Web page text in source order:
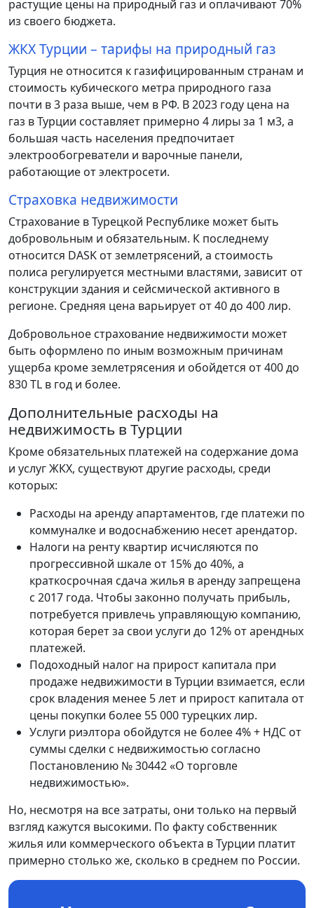
растущие цены на природный газ и оплачивают 70%
из своего бюджета.
ЖКХ Турции – тарифы на природный газ
Турция не относится к газифицированным странам и
стоимость кубического метра природного газа
почти в 3 раза выше, чем в РФ. В 2023 году цена на
газ в Турции составляет примерно 4 лиры за 1 м3, а
большая часть населения предпочитает
электрообогреватели и варочные панели,
работающие от электросети.
Страховка недвижимости
Страхование в Турецкой Республике может быть
добровольным и обязательным. К последнему
относится DASK от землетрясений, а стоимость
полиса регулируется местными властями, зависит от
конструкции здания и сейсмической активного в
регионе. Средняя цена варьирует от 40 до 400 лир.
Добровольное страхование недвижимости может
быть оформлено по иным возможным причинам
ущерба кроме землетрясения и обойдется от 400 до
830 TL в год и более.
Дополнительные расходы на
недвижимость в Турции
Кроме обязательных платежей на содержание дома
и услуг ЖКХ, существуют другие расходы, среди
которых:
Расходы на аренду апартаментов, где платежи по
коммуналке и водоснабжению несет арендатор.
Налоги на ренту квартир исчисляются по
прогрессивной шкале от 15% до 40%, а
краткосрочная сдача жилья в аренду запрещена
с 2017 года. Чтобы законно получать прибыль,
потребуется привлечь управляющую компанию,
которая берет за свои услуги до 12% от арендных
платежей.
Подоходный налог на прирост капитала при
продаже недвижимости в Турции взимается, если
срок владения менее 5 лет и прирост капитала от
цены покупки более 55 000 турецких лир.
Услуги риэлтора обойдутся не более 4% + НДС от
суммы сделки с недвижимостью согласно
Постановлению № 30442 «О торговле
недвижимостью».
Но, несмотря на все затраты, они только на первый
взгляд кажутся высокими. По факту собственник
жилья или коммерческого объекта в Турции платит
примерно столько же, сколько в среднем по России.